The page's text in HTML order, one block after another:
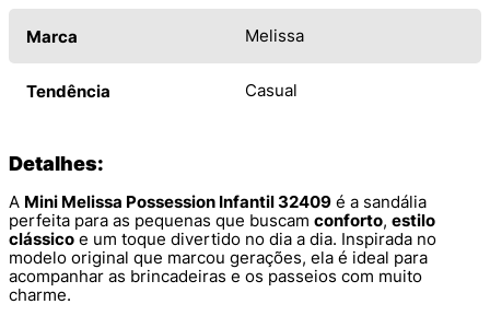
Marca Melissa
Tendência Casual
Detalhes:
A Mini Melissa Possession Infantil 32409 é a sandália
perfeita para as pequenas que buscam conforto, estilo
clássico e um toque divertido no dia a dia. Inspirada no
modelo original que marcou gerações, ela é ideal para
acompanhar as brincadeiras e os passeios com muito
charme.